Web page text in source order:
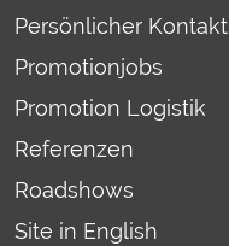
Persönlicher Kontakt
Promotionjobs
Promotion Logistik
Referenzen
Roadshows
Site in English